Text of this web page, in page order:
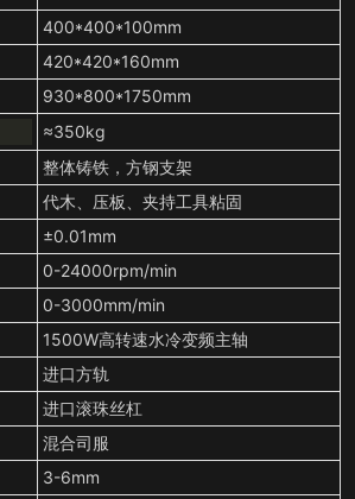
400*400*100mm
420*420*160mm
930*800*1750mm
≈350kg
整体铸铁，方钢支架
代木、压板、夹持工具粘固
±0.01mm
0-24000rpm/min
0-3000mm/min
1500W高转速水冷变频主轴
进口方轨
进口滚珠丝杠
混合司服
3-6mm